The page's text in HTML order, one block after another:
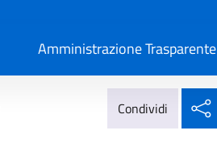
Amministrazione Trasparente
Condividi